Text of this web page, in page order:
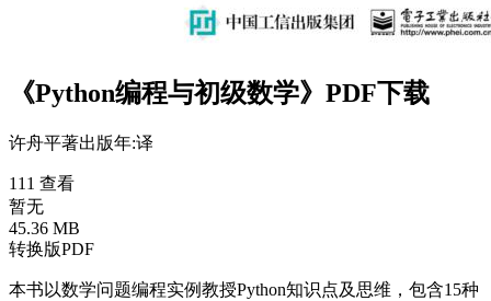
《Python编程与初级数学》PDF下载
许舟平著出版年:译
111 查看
暂无
45.36 MB
转换版PDF
本书以数学问题编程实例教授Python知识点及思维，包含15种